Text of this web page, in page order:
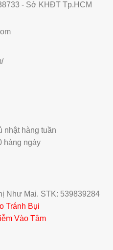
- Sở KHĐT Tp.HCM
nhật hàng tuần
hàng ngày
Như Mai. STK: 539839284
Tránh Bụi
Vào Tâm